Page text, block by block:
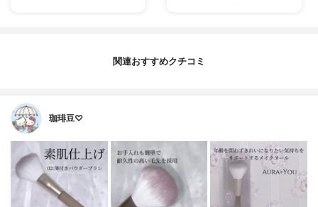
関連おすすめクチコミ
珈琲豆♡